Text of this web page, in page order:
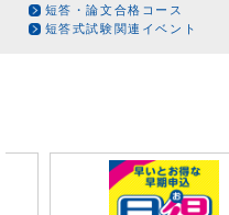
短答・論文合格コース
短答式試験関連イベント